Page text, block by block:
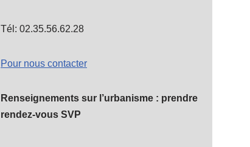
Tél: 02.35.56.62.28
Pour nous contacter
Renseignements sur l’urbanisme : prendre
rendez-vous SVP